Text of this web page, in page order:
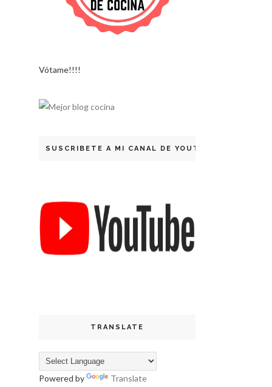
Vótame!!!!
SUSCRIBETE A MI CANAL DE YOUTUBE
TRANSLATE
Powered by Translate